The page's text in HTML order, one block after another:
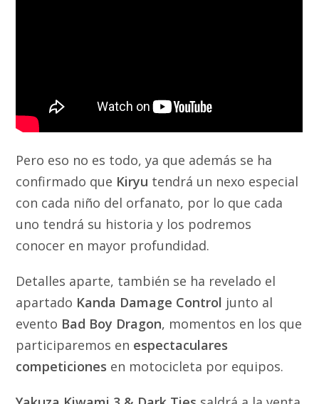
Pero eso no es todo, ya que además se ha
confirmado que Kiryu tendrá un nexo especial
con cada niño del orfanato, por lo que cada
uno tendrá su historia y los podremos
conocer en mayor profundidad.
Detalles aparte, también se ha revelado el
apartado Kanda Damage Control junto al
evento Bad Boy Dragon, momentos en los que
participaremos en espectaculares
competiciones en motocicleta por equipos.